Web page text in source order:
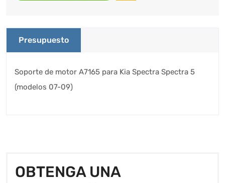
Presupuesto
Soporte de motor A7165 para Kia Spectra Spectra 5
(modelos 07-09)
OBTENGA UNA